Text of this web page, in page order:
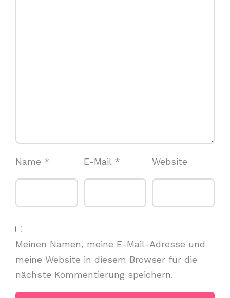
Name * E-Mail * Website
Meinen Namen, meine E-Mail-Adresse und
meine Website in diesem Browser für die
nächste Kommentierung speichern.